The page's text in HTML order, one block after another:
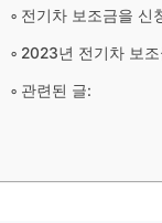
전기차 보조금을 신
2023년 전기차 보
관련된 글: